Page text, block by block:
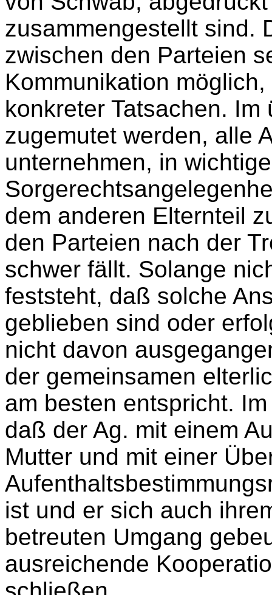
zusammengestellt sind.
zwischen den Parteien
Kommunikation
konkreter Tatsachen.
zugemutet werden, alle
unternehmen, in
dem anderen Elternteil
den Parteien nach der
schwer fällt. Solange
feststeht, daß solche
geblieben sind oder
nicht davon
der gemeinsamen
am besten entspricht.
daß der Ag. mit einem
Mutter und mit einer
ist und er sich auch
betreuten Umgang
ausreichende